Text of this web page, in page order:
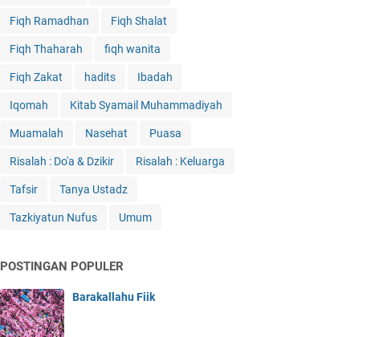
Fiqh Ramadhan Fiqh Shalat
Fiqh Thaharah fiqh wanita
Fiqh Zakat hadits Ibadah
Iqomah Kitab Syamail Muhammadiyah
Muamalah Nasehat Puasa
Risalah : Do'a & Dzikir Risalah : Keluarga
Tafsir Tanya Ustadz
Tazkiyatun Nufus Umum
POSTINGAN POPULER
Barakallahu Fiik